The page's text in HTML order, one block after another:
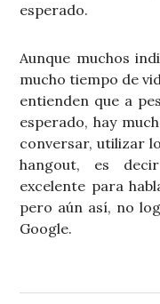
esperado.
Aunque muchos
mucho tiempo de
entienden que a
esperado, hay
conversar, utilizar
hangout, es
excelente para
pero aún así, no
Google.